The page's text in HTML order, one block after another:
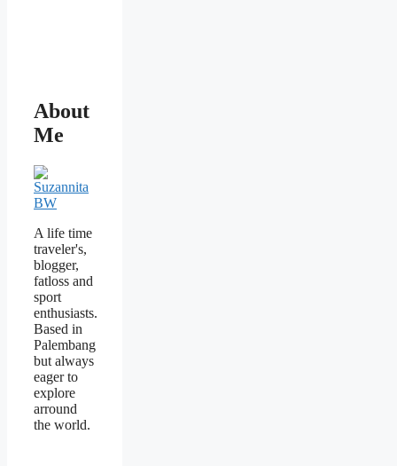
About
Me
A life time
traveler's,
blogger,
fatloss and
sport
enthusiasts.
Based in
Palembang
but always
eager to
explore
arround
the world.